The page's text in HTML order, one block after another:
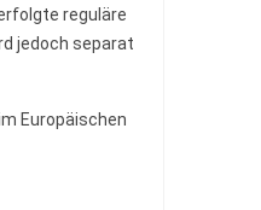
reguläre
jedoch separat
Europäischen